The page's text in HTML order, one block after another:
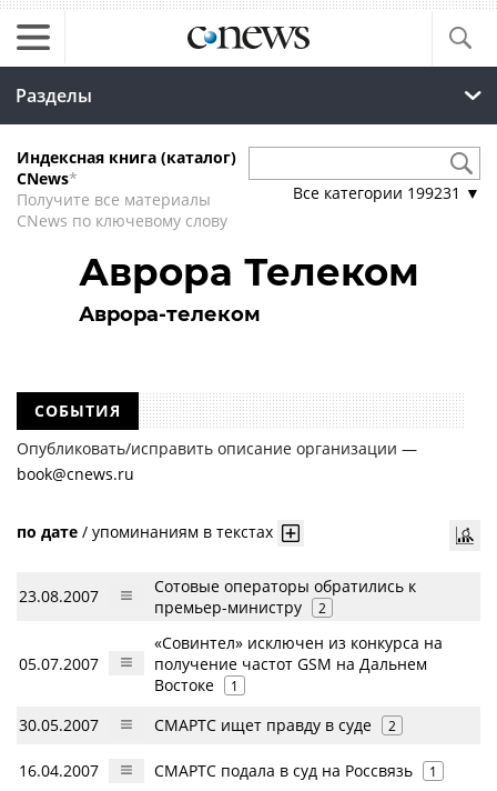
Разделы
Индексная книга (каталог)
CNews*
Получите все материалы
CNews по ключевому слову
Все категории 199231 ▼
Аврора Телеком
Аврора-телеком
СОБЫТИЯ
Опубликовать/исправить описание организации —
book@cnews.ru
по дате / упоминаниям в текстах
23.08.2007
Сотовые операторы обратились к
премьер-министру
2
05.07.2007
«Совинтел» исключен из конкурса на
получение частот GSM на Дальнем
Востоке
1
30.05.2007 СМАРТС ищет правду в суде 2
16.04.2007 СМАРТС подала в суд на Россвязь 1